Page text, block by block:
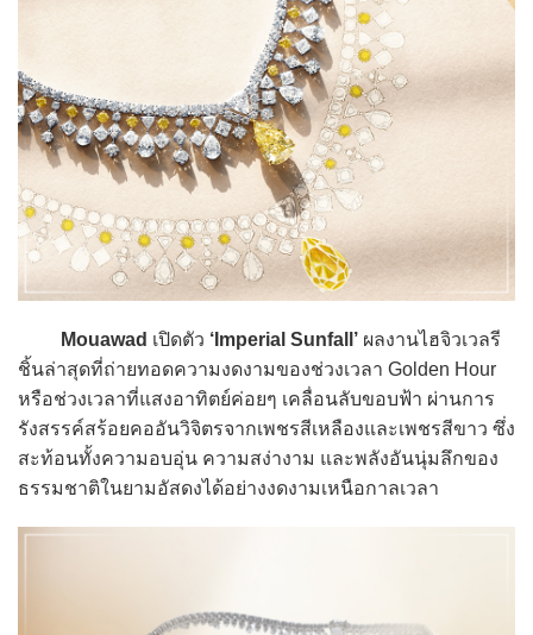
Mouawad เปิดตัว ‘Imperial Sunfall’ ผลงานไฮจิวเวลรี
ชิ้นล่าสุดที่ถ่ายทอดความงดงามของช่วงเวลา Golden Hour
หรือช่วงเวลาที่แสงอาทิตย์ค่อยๆ เคลื่อนลับขอบฟ้า ผ่านการ
รังสรรค์สร้อยคออันวิจิตรจากเพชรสีเหลืองและเพชรสีขาว ซึ่ง
สะท้อนทั้งความอบอุ่น ความสง่างาม และพลังอันนุ่มลึกของ
ธรรมชาติในยามอัสดงได้อย่างงดงามเหนือกาลเวลา